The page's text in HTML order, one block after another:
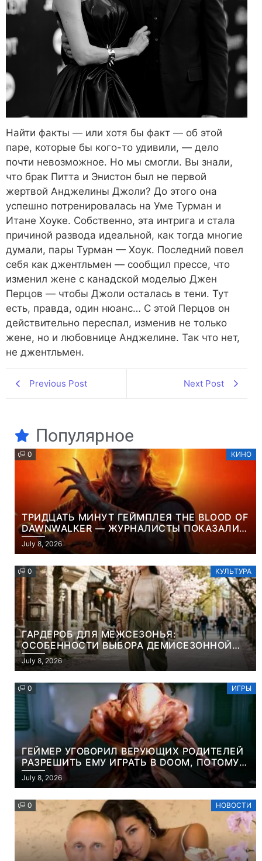
Найти факты — или хотя бы факт — об этой
паре, которые бы кого-то удивили, — дело
почти невозможное. Но мы смогли. Вы знали,
что брак Питта и Энистон был не первой
жертвой Анджелины Джоли? До этого она
успешно потренировалась на Уме Турман и
Итане Хоуке. Собственно, эта интрига и стала
причиной развода идеальной, как тогда многие
думали, пары Турман — Хоук. Последний повел
себя как джентльмен — сообщил прессе, что
изменил жене с канадской моделью Джен
Перцов — чтобы Джоли осталась в тени. Тут
есть, правда, один нюанс… С этой Перцов он
действительно переспал, изменив не только
жене, но и любовнице Анджелине. Так что нет,
не джентльмен.
Previous Post Next Post
Популярное
0 КИНО
ТРИДЦАТЬ МИНУТ ГЕЙМПЛЕЯ THE BLOOD OF
DAWNWALKER — ЖУРНАЛИСТЫ ПОКАЗАЛИ
НАЧАЛО НОВОЙ ИГРЫ ОТ ВЕТЕРАНОВ CD
PROJEKT RED
July 8, 2026
0 КУЛЬТУРА
ГАРДЕРОБ ДЛЯ МЕЖСЕЗОНЬЯ:
ОСОБЕННОСТИ ВЫБОРА ДЕМИСЕЗОННОЙ
ПАРКИ И ЭЛЕГАНТНОГО ЖЕНСКОГО ПЛАЩА
July 8, 2026
0 ИГРЫ
ГЕЙМЕР УГОВОРИЛ ВЕРУЮЩИХ РОДИТЕЛЕЙ
РАЗРЕШИТЬ ЕМУ ИГРАТЬ В DOOM, ПОТОМУ
ЧТО ЭТО ХРИСТИАНСКАЯ ИГРА ПРО
УБИЙСТВО ДЕМОНОВ
July 8, 2026
0 НОВОСТИ